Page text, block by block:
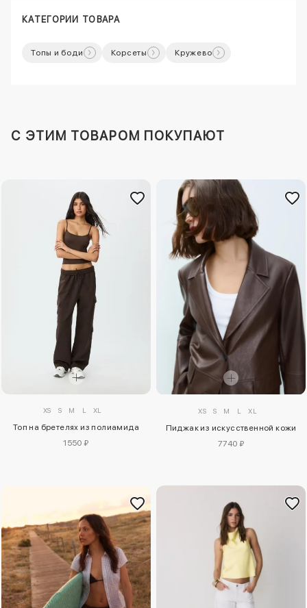
КАТЕГОРИИ ТОВАРА
Топы и боди Корсеты Кружево
C ЭТИМ ТОВАРОМ ПОКУПАЮТ
XS S M L XL
Топ на бретелях из полиамида
1550 ₽
XS S M L XL
Пиджак из искусственной кожи
7740 ₽